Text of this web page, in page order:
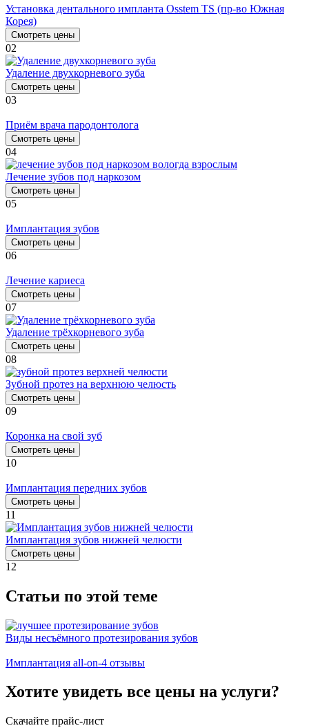
Установка дентального импланта Osstem TS (пр-во Южная
Корея)
Смотреть цены
02
Удаление двухкорневого зуба
Смотреть цены
03
Приём врача пародонтолога
Смотреть цены
04
Лечение зубов под наркозом
Смотреть цены
05
Имплантация зубов
Смотреть цены
06
Лечение кариеса
Смотреть цены
07
Удаление трёхкорневого зуба
Смотреть цены
08
Зубной протез на верхнюю челюсть
Смотреть цены
09
Коронка на свой зуб
Смотреть цены
10
Имплантация передних зубов
Смотреть цены
11
Имплантация зубов нижней челюсти
Смотреть цены
12
Статьи по этой теме
Виды несъёмного протезирования зубов
Имплантация all-on-4 отзывы
Хотите увидеть все цены на услуги?
Скачайте прайс-лист